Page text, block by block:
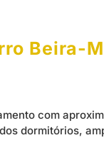
Beira-
com
dormitórios,